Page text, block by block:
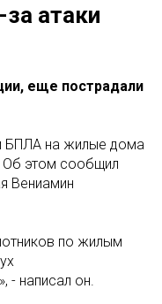
за атаки
еще пострадали
БПЛА на жилые дома
Об этом сообщил
Вениамин
по жилым
- написал он.